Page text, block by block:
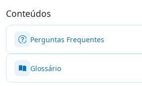
Conteúdos
Perguntas Frequentes
Glossário